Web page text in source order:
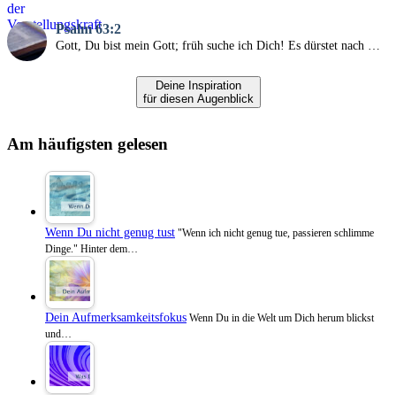
Psalm 63:2
Gott, Du bist mein Gott; früh suche ich Dich! Es dürstet nach …
Deine Inspiration
für diesen Augenblick
Am häufigsten gelesen
Wenn Du nicht genug tust "Wenn ich nicht genug tue, passieren schlimme
Dinge." Hinter dem…
Dein Aufmerksamkeitsfokus Wenn Du in die Welt um Dich herum blickst
und…